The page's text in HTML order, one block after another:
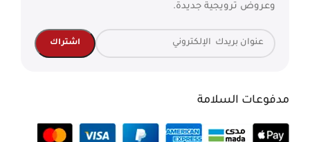
وعروض ترويجية جديدة.
مدفوعات السلامة